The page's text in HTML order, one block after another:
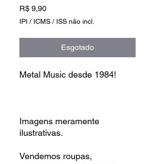
R$ 9,90Preço
IPI / ICMS / ISS não incl.
Esgotado
Metal Music desde 1984!
Imagens meramente
ilustrativas.
Vendemos roupas,